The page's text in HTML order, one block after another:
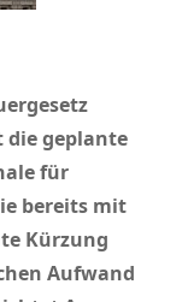
geplante
für
bereits mit
Kürzung
Aufwand